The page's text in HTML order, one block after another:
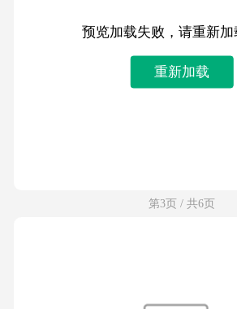
预览加载失败，请重新加
重新加载
第3页 / 共6页